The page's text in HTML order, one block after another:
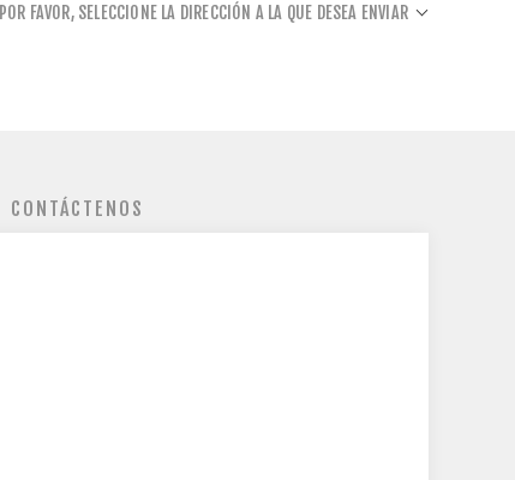
POR FAVOR, SELECCIONE LA DIRECCIÓN A LA QUE DESEA ENVIAR
CONTÁCTENOS